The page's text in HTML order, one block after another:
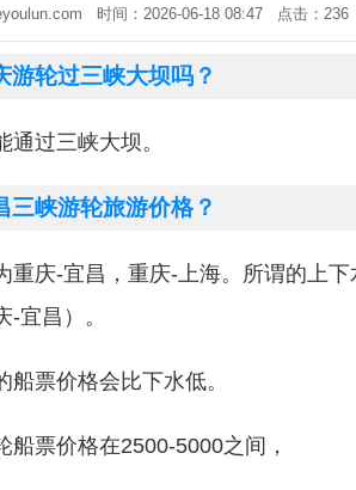
时间：2026-06-18 08:47 点击：
游轮过三峡大坝吗？
通过三峡大坝。
三峡游轮旅游价格？
重庆-宜昌，重庆-上海。所谓的上
-宜昌）。
船票价格会比下水低。
船票价格在2500-5000之间，